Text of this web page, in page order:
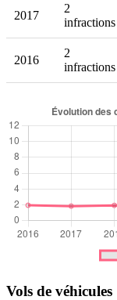
2017
2
infractions
2016
2
infractions
Vols de véhicules